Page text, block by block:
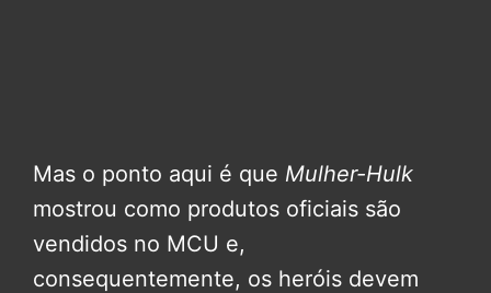
Mas o ponto aqui é que Mulher-Hulk
mostrou como produtos oficiais são
vendidos no MCU e,
consequentemente, os heróis devem